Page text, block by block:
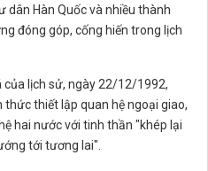
dân Hàn Quốc và nhiều thành
đóng góp, cống hiến trong lịch
lịch sử, ngày 22/12/1992,
thức thiết lập quan hệ ngoại giao,
hai nước với tinh thần "khép lại
tới tương lai".